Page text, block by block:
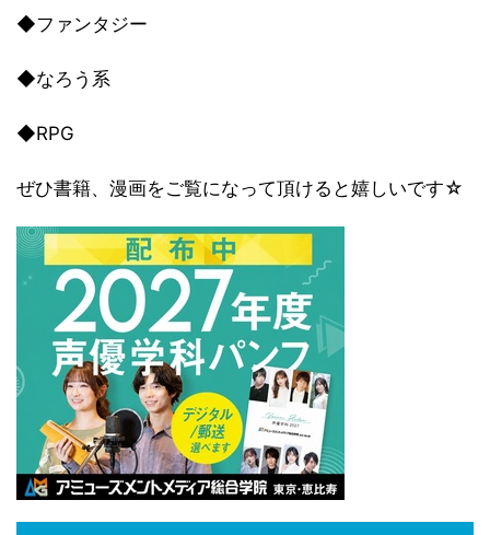
◆ファンタジー
◆なろう系
◆RPG
ぜひ書籍、漫画をご覧になって頂けると嬉しいです☆